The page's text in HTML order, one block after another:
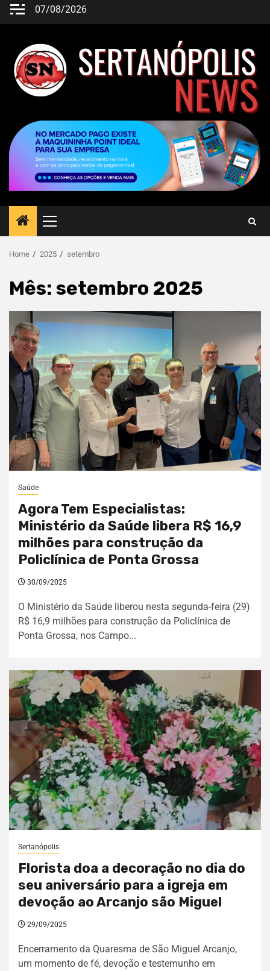
07/08/2026
Home 2025 setembro
Mês: setembro 2025
Saúde
Agora Tem Especialistas:
Ministério da Saúde libera R$ 16,9
milhões para construção da
Policlínica de Ponta Grossa
30/09/2025
O Ministério da Saúde liberou nesta segunda-feira (29)
R$ 16,9 milhões para construção da Policlínica de
Ponta Grossa, nos Campo...
Sertanópolis
Florista doa a decoração no dia do
seu aniversário para a igreja em
devoção ao Arcanjo são Miguel
29/09/2025
Encerramento da Quaresma de São Miguel Arcanjo,
um momento de fé, devoção e testemunho em